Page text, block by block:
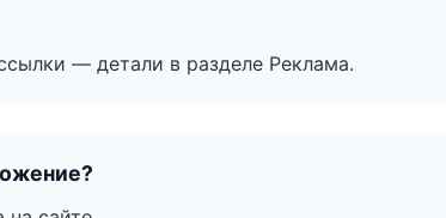
— детали в разделе Реклама.